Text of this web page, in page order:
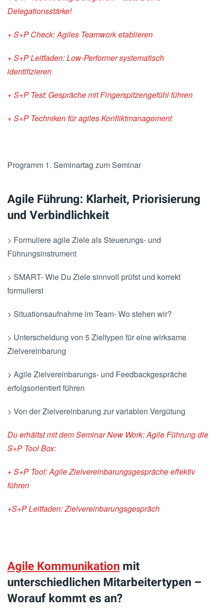
Delegationsstärke!
+ S+P Check: Agiles Teamwork etablieren
+ S+P Leitfaden: Low-Performer systematisch
identifizieren
+ S+P Test: Gespräche mit Fingerspitzengefühl führen
+ S+P Techniken für agiles Konfliktmanagement
Programm 1. Seminartag zum Seminar
Agile Führung: Klarheit, Priorisierung
und Verbindlichkeit
> Formuliere agile Ziele als Steuerungs- und
Führungsinstrument
> SMART- Wie Du Ziele sinnvoll prüfst und korrekt
formulierst
> Situationsaufnahme im Team- Wo stehen wir?
> Unterscheidung von 5 Zieltypen für eine wirksame
Zielvereinbarung
> Agile Zielvereinbarungs- und Feedbackgespräche
erfolgsorientiert führen
> Von der Zielvereinbarung zur variablen Vergütung
Du erhältst mit dem Seminar New Work: Agile Führung die
S+P Tool Box:
+ S+P Tool: Agile Zielvereinbarungsgespräche effektiv
führen
+S+P Leitfaden: Zielvereinbarungsgespräch
Agile Kommunikation mit
unterschiedlichen Mitarbeitertypen –
Worauf kommt es an?